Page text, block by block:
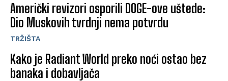
Američki revizori osporili DOGE-ove uštede:
Dio Muskovih tvrdnji nema potvrdu
TRŽIŠTA
Kako je Radiant World preko noći ostao bez
banaka i dobavljača